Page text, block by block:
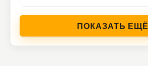
ПОКАЗАТЬ ЕЩЁ